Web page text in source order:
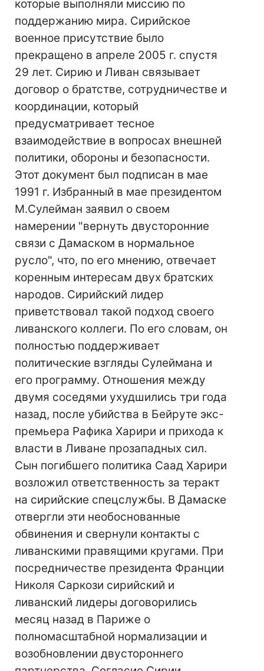
которые выполняли миссию по
поддержанию мира. Сирийское
военное присутствие было
прекращено в апреле 2005 г. спустя
29 лет. Сирию и Ливан связывает
договор о братстве, сотрудничестве и
координации, который
предусматривает тесное
взаимодействие в вопросах внешней
политики, обороны и безопасности.
Этот документ был подписан в мае
1991 г. Избранный в мае президентом
М.Сулейман заявил о своем
намерении "вернуть двусторонние
связи с Дамаском в нормальное
русло", что, по его мнению, отвечает
коренным интересам двух братских
народов. Сирийский лидер
приветствовал такой подход своего
ливанского коллеги. По его словам, он
полностью поддерживает
политические взгляды Сулеймана и
его программу. Отношения между
двумя соседями ухудшились три года
назад, после убийства в Бейруте экс-
премьера Рафика Харири и прихода к
власти в Ливане прозападных сил.
Сын погибшего политика Саад Харири
возложил ответственность за теракт
на сирийские спецслужбы. В Дамаске
отвергли эти необоснованные
обвинения и свернули контакты с
ливанскими правящими кругами. При
посредничестве президента Франции
Николя Саркози сирийский и
ливанский лидеры договорились
месяц назад в Париже о
полномасштабной нормализации и
возобновлении двустороннего